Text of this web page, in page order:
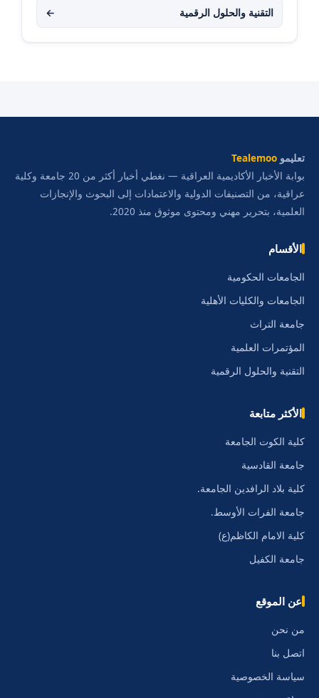
التقنية والحلول الرقمية ←
تعليمو Tealemoo
بوابة الأخبار الأكاديمية العراقية — نغطي أخبار أكثر من 20 جامعة وكلية
عراقية، من التصنيفات الدولية والاعتمادات إلى البحوث والإنجازات
العلمية، بتحرير مهني ومحتوى موثوق منذ 2020.
الأقسام
الجامعات الحكومية
الجامعات والكليات الأهلية
جامعة التراث
المؤتمرات العلمية
التقنية والحلول الرقمية
الأكثر متابعة
كلية الكوت الجامعة
جامعة القادسية
كلية بلاد الرافدين الجامعة.
جامعة الفرات الأوسط.
كلية الامام الكاظم(ع)
جامعة الكفيل
عن الموقع
من نحن
اتصل بنا
سياسة الخصوصية